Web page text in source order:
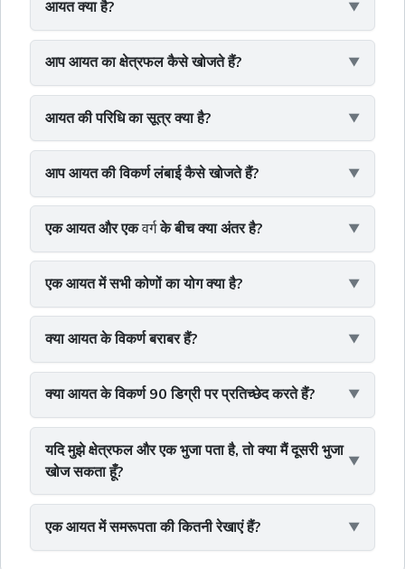
आयत क्या है?
आप आयत का क्षेत्रफल कैसे खोजते हैं?
आयत की परिधि का सूत्र क्या है?
आप आयत की विकर्ण लंबाई कैसे खोजते हैं?
एक आयत और एकवर्गके बीच क्या अंतर है?
एक आयत में सभी कोणों का योग क्या है?
क्या आयत के विकर्ण बराबर हैं?
क्या आयत के विकर्ण 90 डिग्री पर प्रतिच्छेद करते हैं?
यदि मुझे क्षेत्रफल और एक भुजा पता है, तो क्या मैं दूसरी भुजा
खोज सकता हूँ?
एक आयत में समरूपता की कितनी रेखाएं हैं?